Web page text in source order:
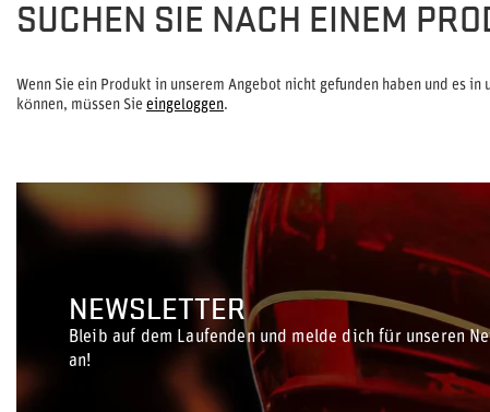
SUCHEN SIE NACH EINEM
Wenn Sie ein Produkt in unserem Angebot nicht gefunden haben und es
können, müssen Sie eingeloggen.
NEWSLETTER
Bleib auf dem Laufenden und melde dich für unseren
an!